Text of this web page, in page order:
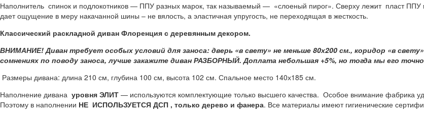
Наполнитель спинок и подлокотников — ППУ разных марок, так называемый — «слоеный пирог». Сверху лежит пласт ППУ
дает ощущение в меру накачанной шины – не вялость, а эластичная упругость, не переходящая в жесткость.
Классический раскладной диван Флоренция с деревянным декором.
ВНИМАНИЕ! Диван требует особых условий для заноса: дверь «в свету» не меньше 80х200 см., коридор «в
сомнениях по поводу заноса, лучше закажите диван РАЗБОРНЫЙ. Доплата небольшая +5%, но тогда мы его точно
Размеры дивана: длина 210 см, глубина 100 см, высота 102 см. Спальное место 140х185 см.
Наполнение дивана уровня ЭЛИТ — используются комплектующие только высшего качества. Особое внимание фабрика
Поэтому в наполнении НЕ ИСПОЛЬЗУЕТСЯ ДСП , только дерево и фанера. Все материалы имеют гигиенические